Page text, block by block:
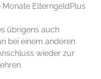
ElterngeldPlus
übrigens auch
bei einem anderen
wieder zur